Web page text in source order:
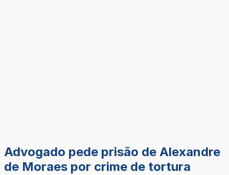
Advogado pede prisão de Alexandre
de Moraes por crime de tortura